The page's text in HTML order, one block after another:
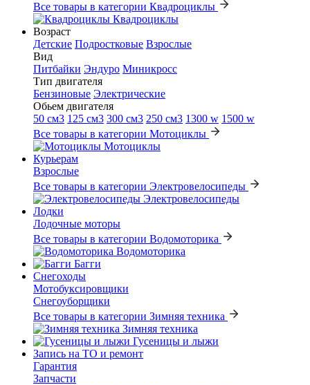
Все товары в категории Квадроциклы
Квадроциклы
Возраст
Детские Подростковые Взрослые
Вид
Питбайки Эндуро Миникросс
Тип двигателя
Бензиновые Электрические
Обьем двигателя
50 см3 125 см3 300 см3 250 см3 1300 w 1500 w
Все товары в категории Мотоциклы
Мотоциклы
Курьерам
Взрослые
Все товары в категории Электровелосипеды
Электровелосипеды
Лодки
Лодочные моторы
Все товары в категории Водомоторика
Водомоторика
Багги
Снегоходы
Мотобуксировщики
Снегоуборщики
Все товары в категории Зимняя техника
Зимняя техника
Гусеницы и лыжи
Запись на ТО и ремонт
Гарантия
Запчасти